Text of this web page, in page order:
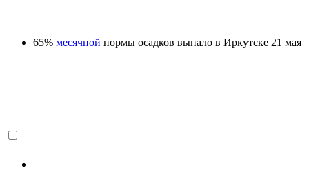
65% месячной нормы осадков выпало в Иркутске 21 мая